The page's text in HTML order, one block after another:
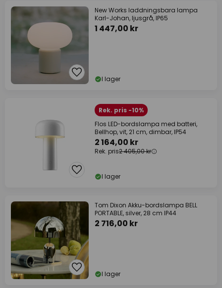
New Works laddningsbara lampa
Karl-Johan, ljusgrå, IP65
1 447,00 kr
I lager
Rek. pris -10%
Flos LED-bordslampa med batteri,
Bellhop, vit, 21 cm, dimbar, IP54
2 164,00 kr
Rek. pris2 405,00 kr
I lager
Tom Dixon Akku-bordslampa BELL
PORTABLE, silver, 28 cm IP44
2 716,00 kr
I lager